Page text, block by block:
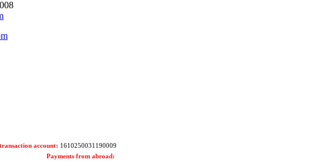
account: 1610250031190009
Payments from abroad: